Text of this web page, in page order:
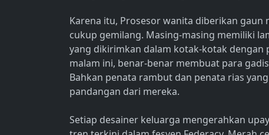
Karena itu, Prosesor wanita diberikan gaun
cukup gemilang. Masing-masing memiliki
yang dikirimkan dalam kotak-kotak dengan
malam ini, benar-benar membuat para
Bahkan penata rambut dan penata rias
pandangan dari mereka.
Setiap desainer keluarga mengerahkan